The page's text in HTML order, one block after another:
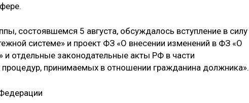
состоявшемся 5 августа, обсуждалось вступление в силу
системе» и проект ФЗ «О внесении изменений в ФЗ «О
и отдельные законодательные акты РФ в части
процедур, принимаемых в отношении гражданина должника».